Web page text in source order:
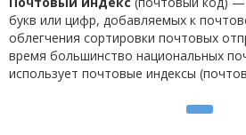
букв или цифр, добавляемых к
облегчения сортировки почтовых
время большинство национальных
использует почтовые индексы